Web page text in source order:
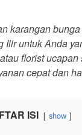
karangan
Ilir untuk Anda
florist
cepat dan
ISI show